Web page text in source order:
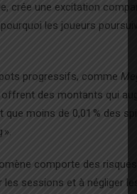
crée une excitation
les joueurs
progressifs, comme
offrent des montants qui
que moins de 0,01 % des
».
comporte des
les sessions et à négliger